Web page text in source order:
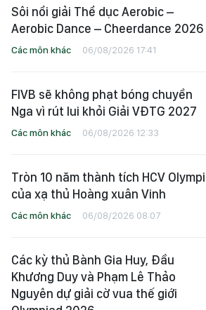
Sôi nổi giải Thể dục Aerobic –
Aerobic Dance – Cheerdance 2026
Các môn khác 06/08/2026 17:41
FIVB sẽ không phạt bóng chuyền
Nga vì rút lui khỏi Giải VĐTG 2027
Các môn khác 06/08/2026 12:33
Tròn 10 năm thành tích HCV
của xạ thủ Hoàng xuân Vinh
Các môn khác 06/08/2026 08:07
Các kỳ thủ Bành Gia Huy, Đầu
Khương Duy và Phạm Lê Thảo
Nguyên dự giải cờ vua thế giới